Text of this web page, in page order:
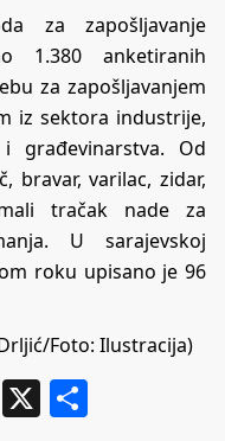
za zapošljavanje
1.380 anketiranih
za zapošljavanjem
iz sektora industrije,
građevinarstva. Od
bravar, varilac, zidar,
tračak nade za
U sarajevskoj
roku upisano je 96
Foto: Ilustracija)
Messenger
X